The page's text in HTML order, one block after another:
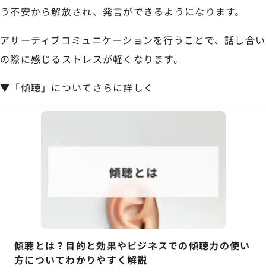
う不安から解放され、発言ができるようになります。
アサーティブコミュニケーションを行うことで、話し合い
の際に感じるストレスが軽くなります。
▼「傾聴」についてさらに詳しく
傾聴とは？目的と効果やビジネスでの傾聴力の使い
方についてわかりやすく解説